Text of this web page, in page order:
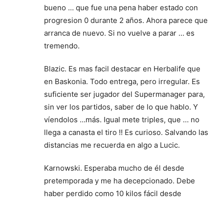
bueno … que fue una pena haber estado con
progresion 0 durante 2 años. Ahora parece que
arranca de nuevo. Si no vuelve a parar … es
tremendo.
Blazic. Es mas facil destacar en Herbalife que
en Baskonia. Todo entrega, pero irregular. Es
suficiente ser jugador del Supermanager para,
sin ver los partidos, saber de lo que hablo. Y
víendolos …más. Igual mete triples, que … no
llega a canasta el tiro !! Es curioso. Salvando las
distancias me recuerda en algo a Lucic.
Karnowski. Esperaba mucho de él desde
pretemporada y me ha decepcionado. Debe
haber perdido como 10 kilos fácil desde